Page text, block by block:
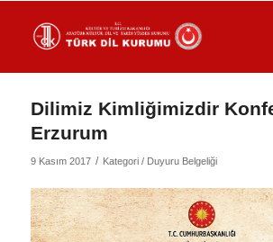
Dilimiz Kimliğimizdir
Erzurum
9 Kasım 2017 / Kategori / Duyuru Belgeliği